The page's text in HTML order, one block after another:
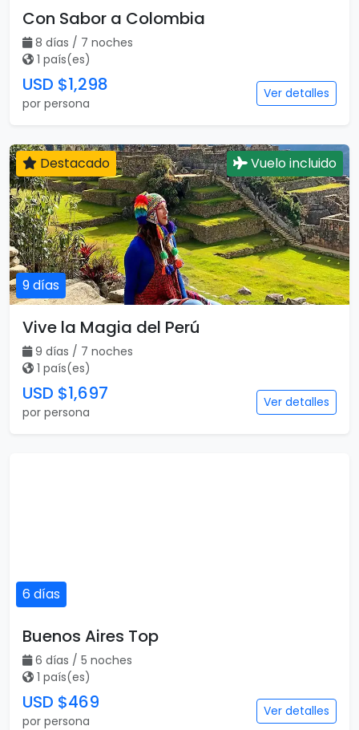
Con Sabor a Colombia
8 días / 7 noches
1 país(es)
USD $1,298
por persona
Ver detalles
9 días
Destacado Vuelo incluido
Vive la Magia del Perú
9 días / 7 noches
1 país(es)
USD $1,697
por persona
Ver detalles
6 días
Buenos Aires Top
6 días / 5 noches
1 país(es)
USD $469
por persona
Ver detalles